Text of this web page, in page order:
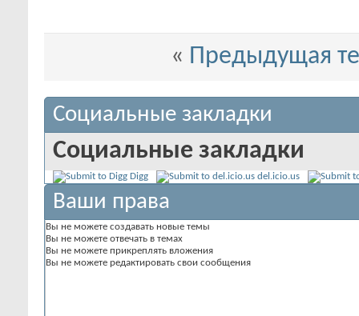
« Предыдущая
Социальные закладки
Социальные закладки
Digg del.icio.us
Ваши права
Вы не можете создавать новые темы
Вы не можете отвечать в темах
Вы не можете прикреплять вложения
Вы не можете редактировать свои сообщения